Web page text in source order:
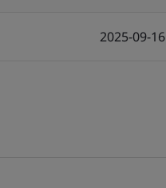
2025-09-16